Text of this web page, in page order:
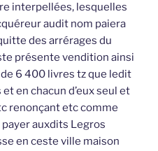
interpellées, lesquelles
audit nom paiera
des arrérages du
présente vendition ainsi
6 400 livres tz que ledit
en chacun d’eux seul et
renonçant etc comme
auxdits Legros
en ceste ville maison